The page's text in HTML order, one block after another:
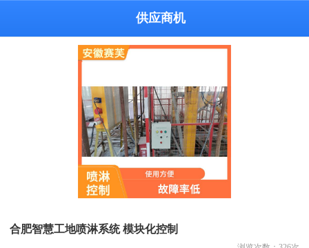
供应商机
合肥智慧工地喷淋系统 模块化控制